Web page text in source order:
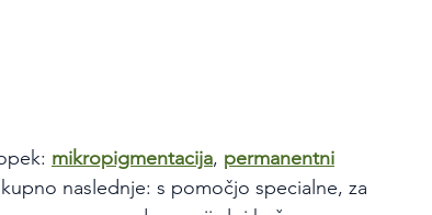
mikropigmentacija, permanentni
naslednje: s pomočjo specialne, za